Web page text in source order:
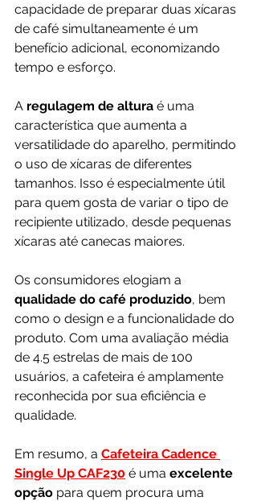
capacidade de preparar duas xícaras
de café simultaneamente é um
benefício adicional, economizando
tempo e esforço.
A regulagem de altura é uma
característica que aumenta a
versatilidade do aparelho, permitindo
o uso de xícaras de diferentes
tamanhos. Isso é especialmente útil
para quem gosta de variar o tipo de
recipiente utilizado, desde pequenas
xícaras até canecas maiores.
Os consumidores elogiam a
qualidade do café produzido, bem
como o design e a funcionalidade do
produto. Com uma avaliação média
de 4.5 estrelas de mais de 100
usuários, a cafeteira é amplamente
reconhecida por sua eficiência e
qualidade.
Em resumo, a Cafeteira Cadence
Single Up CAF230 é uma excelente
opção para quem procura uma